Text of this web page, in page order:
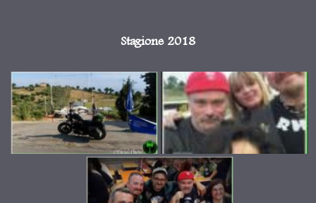
Stagione 2018